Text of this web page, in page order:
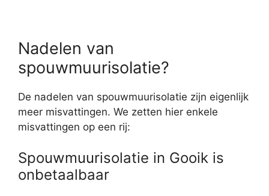
Nadelen van
spouwmuurisolatie?
De nadelen van spouwmuurisolatie zijn eigenlijk
meer misvattingen. We zetten hier enkele
misvattingen op een rij:
Spouwmuurisolatie in Gooik is
onbetaalbaar